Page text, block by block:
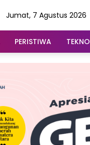
Jumat, 7 Agustus 2026
PERISTIWA TEKNO